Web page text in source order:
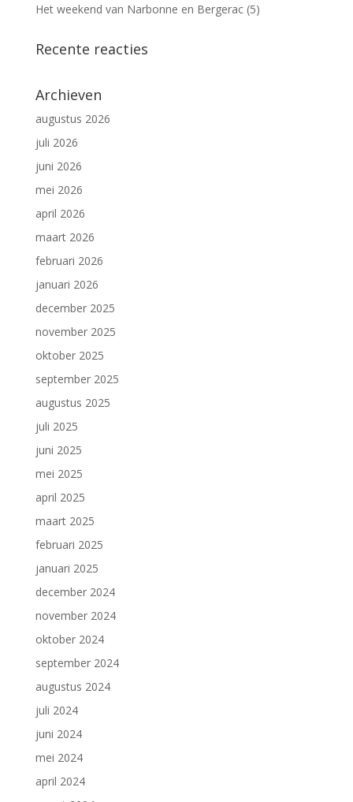
Het weekend van Narbonne en Bergerac (5)
Recente reacties
Archieven
augustus 2026
juli 2026
juni 2026
mei 2026
april 2026
maart 2026
februari 2026
januari 2026
december 2025
november 2025
oktober 2025
september 2025
augustus 2025
juli 2025
juni 2025
mei 2025
april 2025
maart 2025
februari 2025
januari 2025
december 2024
november 2024
oktober 2024
september 2024
augustus 2024
juli 2024
juni 2024
mei 2024
april 2024